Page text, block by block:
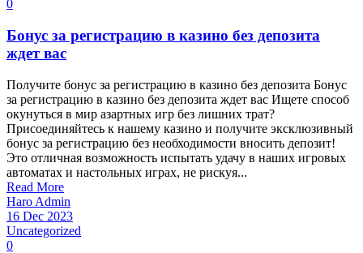
0
Бонус за регистрацию в казино без депозита
ждет вас
Получите бонус за регистрацию в казино без депозита Бонус
за регистрацию в казино без депозита ждет вас Ищете способ
окунуться в мир азартных игр без лишних трат?
Присоединяйтесь к нашему казино и получите эксклюзивный
бонус за регистрацию без необходимости вносить депозит!
Это отличная возможность испытать удачу в наших игровых
автоматах и настольных играх, не рискуя...
Read More
Haro Admin
16 Dec 2023
Uncategorized
0